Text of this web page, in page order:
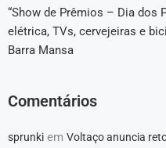
“Show de Prêmios – Dia dos
elétrica, TVs, cervejeiras e
Barra Mansa
Comentários
sprunki em Voltaço anuncia